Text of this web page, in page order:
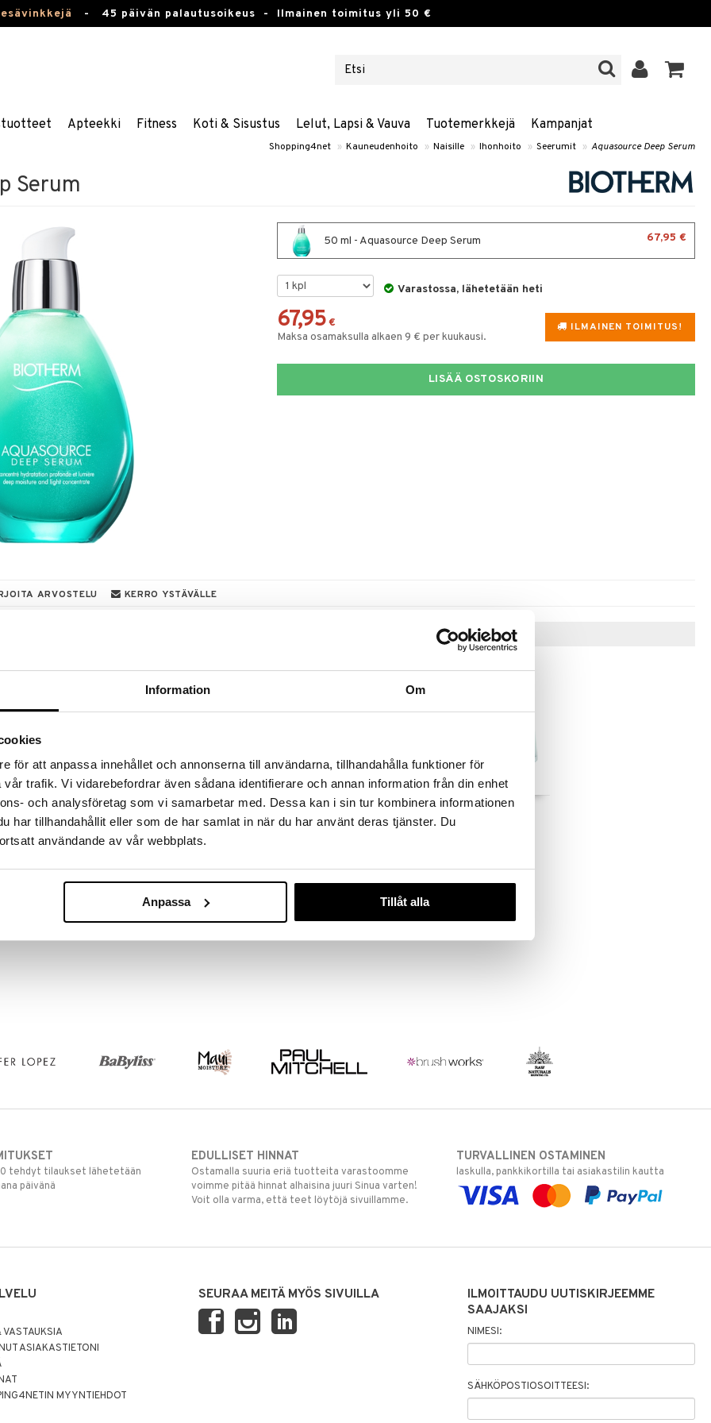
Information Om
för att anpassa innehållet och annonserna till användarna, tillhandahålla funktioner för
trafik. Vi vidarebefordrar även sådana identifierare och annan information från din enhet
och analysföretag som vi samarbetar med. Dessa kan i sin tur kombinera informationen
har tillhandahållit eller som de har samlat in när du har använt deras tjänster. Du
användande av vår webbplats.
Anpassa Tillåt alla
- 45 päivän palautusoikeus - Ilmainen toimitus yli 50 €
Apteekki Fitness Koti & Sisustus Lelut, Lapsi & Vauva Tuotemerkkejä Kampanjat
Shopping4net » Kauneudenhoito » Naisille » Ihonhoito » Seerumit » Aquasource Deep Serum
Serum
50 ml - Aquasource Deep Serum 67,95 €
Varastossa, lähetetään heti
ILMAINEN TOIMITUS!
67,95 €
Maksa osamaksulla alkaen 9 € per kuukausi.
LISÄÄ OSTOSKORIIN
ARVOSTELU KERRO YSTÄVÄLLE
löydöt kotiin!
31.8.2026 asti mutta ole nopea -
ale-löydöt »
seerumi Biothermin ainutlaatuisella ja
water – elämän vesi -ainesosalla.
ihoa syvältä myös kaikista kuivinta ihoa ja
iholle ennen päivä/yövoidettasi.
Vinkkejä sinulle
Aquasource Night Spa
Cream
Aquasource Total Eye
Revitalizer
tehdyt tilaukset lähetetään
päivänä
EDULLISET HINNAT
Ostamalla suuria eriä tuotteita varastoomme
voimme pitää hinnat alhaisina juuri Sinua varten!
Voit olla varma, että teet löytöjä sivuillamme.
TURVALLINEN OSTAMINEN
laskulla, pankkikortilla tai asiakastilin kautta
ASIAKASTIETONI
MYYNTIEHDOT
SEURAA MEITÄ MYÖS SIVUILLA
ILMOITTAUDU UUTISKIRJEEMME
SAAJAKSI
NIMESI:
SÄHKÖPOSTIOSOITTEESI: